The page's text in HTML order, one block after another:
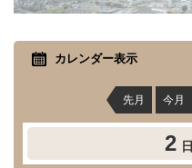
カレンダー表示
先月 今月
2 日